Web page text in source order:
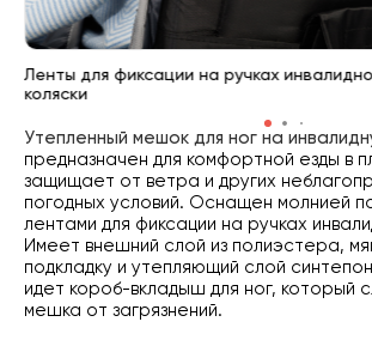
Ленты для фиксации на ручках
коляски
Утепленный мешок для ног на
предназначен для комфортной езды в
защищает от ветра и других
погодных условий. Оснащен молнией
лентами для фиксации на ручках
Имеет внешний слой из полиэстера,
подкладку и утепляющий слой
идет короб-вкладыш для ног, который
мешка от загрязнений.